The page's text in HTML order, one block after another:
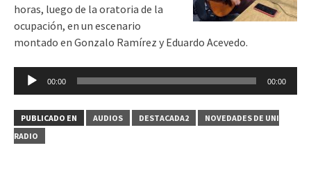
horas, luego de la oratoria de la
ocupación, en un escenario
montado en Gonzalo Ramírez y Eduardo Acevedo.
Reproductor
audio
00:00 00:00
PUBLICADO EN AUDIOS DESTACADA2
NOVEDADES DE UNI
RADIO